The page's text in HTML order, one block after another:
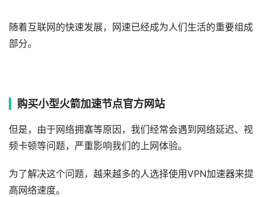
随着互联网的快速发展，网速已经成为人们生活的重要组成
部分。
购买小型火箭加速节点官方网站
但是，由于网络拥塞等原因，我们经常会遇到网络延迟、视
频卡顿等问题，严重影响我们的上网体验。
为了解决这个问题，越来越多的人选择使用VPN加速器来提
高网络速度。